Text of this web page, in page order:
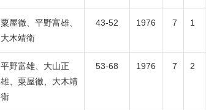
粟屋徹、平野富雄、
大木靖衛
43-52 1976 7 1
平野富雄、大山正
雄、粟屋徹、大木靖
衛
53-68 1976 7 2